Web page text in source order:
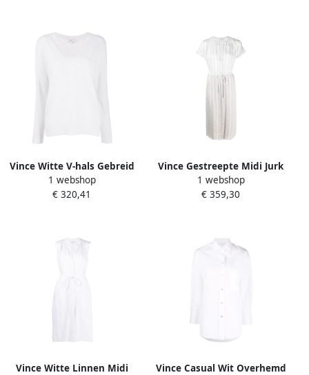
Vince Witte V-hals Gebreid
White Dames
1 webshop
€ 320,41
Vince Gestreepte Midi Jurk
in Wit White Dames
1 webshop
€ 359,30
Vince Witte Linnen Midi
Vince Casual Wit Overhemd